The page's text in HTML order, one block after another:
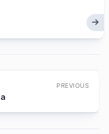
PREVIOUS